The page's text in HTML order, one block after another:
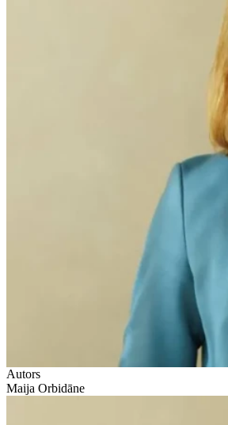
Autors
Maija Orbidāne